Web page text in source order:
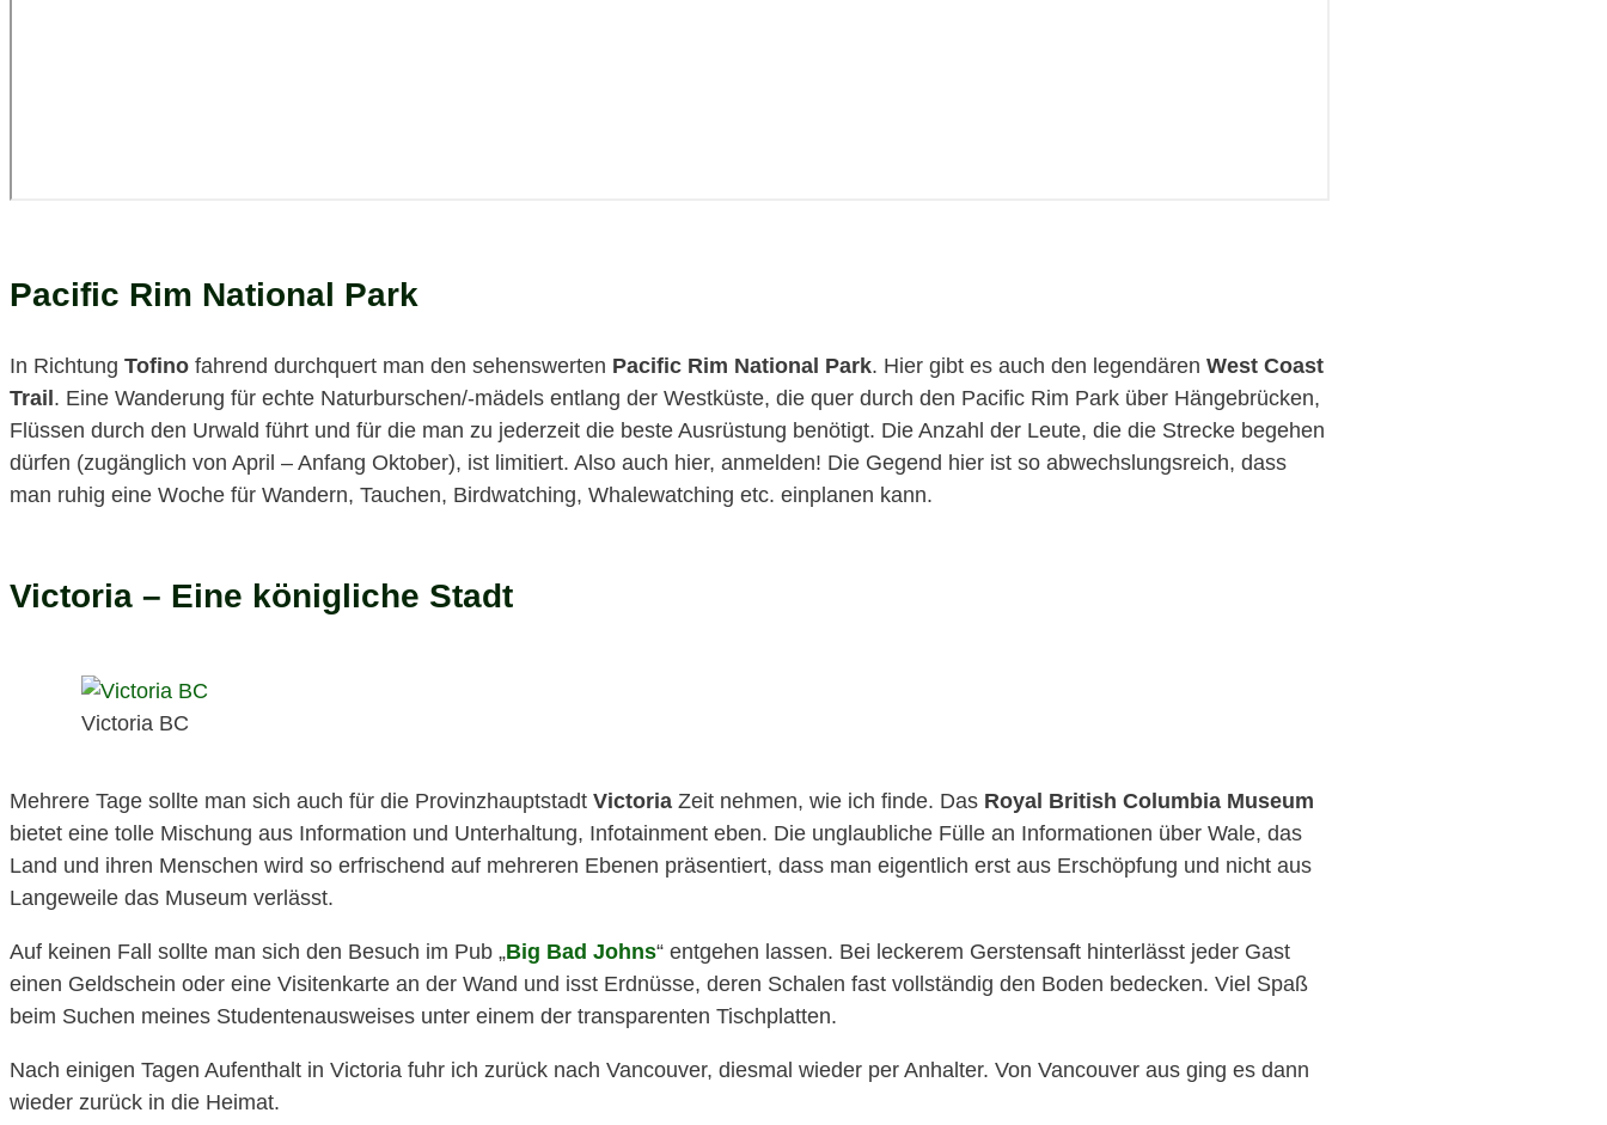
Pacific Rim National Park
In Richtung Tofino fahrend durchquert man den sehenswerten Pacific Rim National Park. Hier gibt es auch den legendären West Coast
Trail . Eine Wanderung für echte Naturburschen/-mädels entlang der Westküste, die quer durch den Pacific Rim Park über Hängebrücken,
Flüssen durch den Urwald führt und für die man zu jederzeit die beste Ausrüstung benötigt. Die Anzahl der Leute, die die Strecke begehen
dürfen (zugänglich von April – Anfang Oktober), ist limitiert. Also auch hier, anmelden! Die Gegend hier ist so abwechslungsreich, dass
man ruhig eine Woche für Wandern, Tauchen, Birdwatching, Whalewatching etc. einplanen kann.
Victoria – Eine königliche Stadt
Victoria BC
Mehrere Tage sollte man sich auch für die Provinzhauptstadt Victoria Zeit nehmen, wie ich finde. Das Royal British Columbia Museum
bietet eine tolle Mischung aus Information und Unterhaltung, Infotainment eben. Die unglaubliche Fülle an Informationen über Wale, das
Land und ihren Menschen wird so erfrischend auf mehreren Ebenen präsentiert, dass man eigentlich erst aus Erschöpfung und nicht aus
Langeweile das Museum verlässt.
Auf keinen Fall sollte man sich den Besuch im Pub „Big Bad Johns“ entgehen lassen. Bei leckerem Gerstensaft hinterlässt jeder Gast
einen Geldschein oder eine Visitenkarte an der Wand und isst Erdnüsse, deren Schalen fast vollständig den Boden bedecken. Viel Spaß
beim Suchen meines Studentenausweises unter einem der transparenten Tischplatten.
Nach einigen Tagen Aufenthalt in Victoria fuhr ich zurück nach Vancouver, diesmal wieder per Anhalter. Von Vancouver aus ging es dann
wieder zurück in die Heimat.